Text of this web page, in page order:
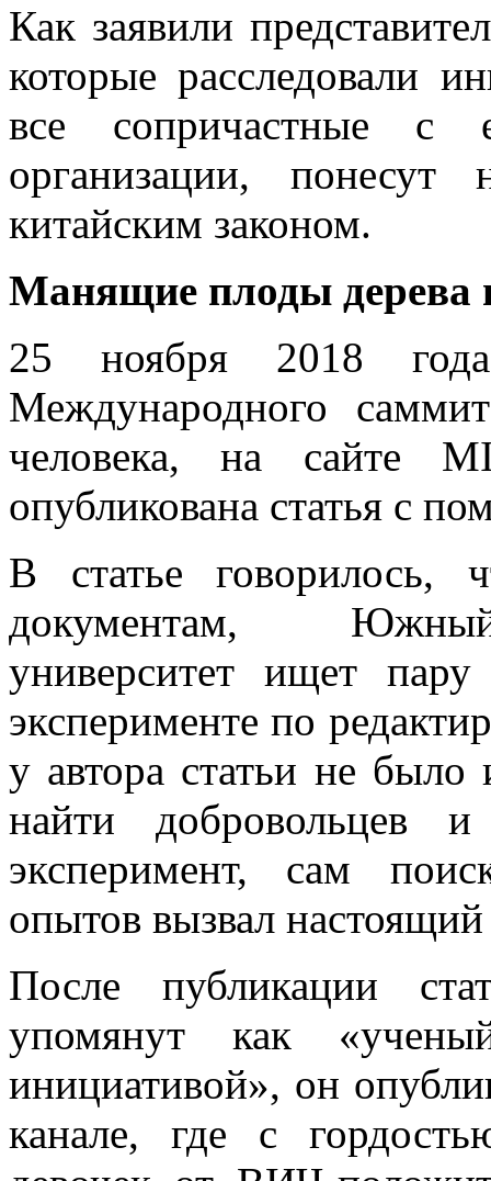
Как заявили
которые расследовали
все сопричастные с
организации, понесут
китайским законом.
Манящие плоды дерева
25 ноября 2018
Международного
человека, на сайте
опубликована статья с
В статье говорилось,
документам, Южный
университет ищет
эксперименте по
у автора статьи не
найти добровольцев
эксперимент, сам
опытов вызвал настоящий
После публикации
упомянут как
инициативой», он
канале, где с